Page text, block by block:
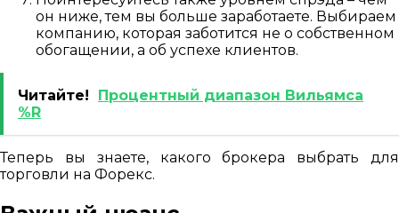
он ниже, тем вы больше заработаете. Выбираем
компанию, которая заботится не о собственном
обогащении, а об успехе клиентов.
Читайте!
Процентный диапазон Вильямса
%R
Теперь вы знаете, какого брокера выбрать для
торговли на Форекс.